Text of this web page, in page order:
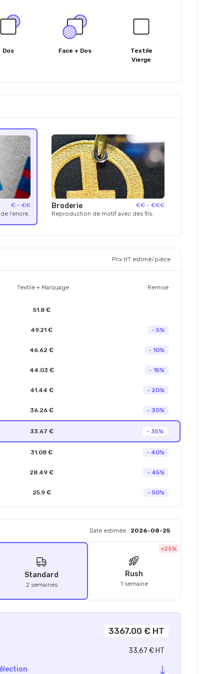
Dos Face + Dos
Textile
Vierge
€ - €€
l’encre.
Broderie
€€ - €€€
Reproduction de motif avec des fils.
Prix HT estimé/pièce
Textile + Marquage Remise
51.8 €
49.21 € - 5%
46.62 € - 10%
44.03 € - 15%
41.44 € - 20%
36.26 € - 30%
33.67 € - 35%
31.08 € - 40%
28.49 € - 45%
25.9 € - 50%
Date estimée : 2026-08-25
Standard
2 semaines
+25%
Rush
1 semaine
3367.00 € HT
33.67 € HT